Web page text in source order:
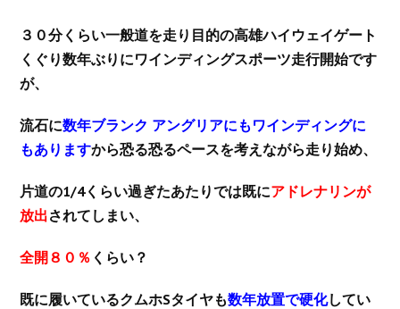
３０分くらい一般道を走り目的の高雄ハイウェイゲート
くぐり数年ぶりにワインディングスポーツ走行開始です
が、
流石に数年ブランク アングリアにもワインディングに
もありますから恐る恐るペースを考えながら走り始め、
片道の1/4くらい過ぎたあたりでは既にアドレナリンが
放出されてしまい、
全開８０％ くらい？
既に履いているクムホSタイヤも数年放置で硬化してい